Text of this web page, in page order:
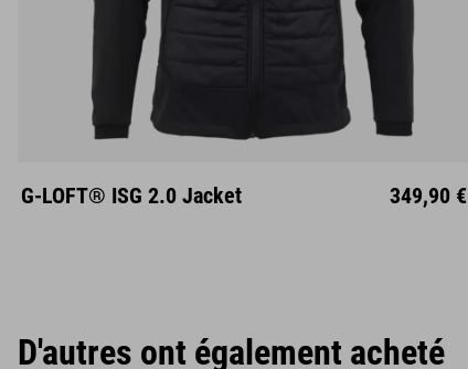
S M L
G-LOFT® ISG 2.0 Jacket 349,90 €
D'autres ont également acheté